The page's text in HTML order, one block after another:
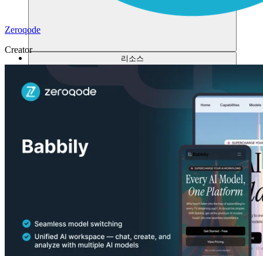
리소스
Zeroqode
Creator